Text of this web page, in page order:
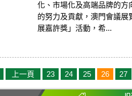
化、市場化及高端品牌的方
的努力及貢獻，澳門會議展
展嘉許獎」活動，希...
上一頁 23 24 25 26 27